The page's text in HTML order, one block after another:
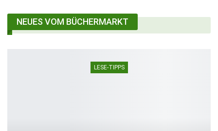
NEUES VOM BÜCHERMARKT
LESE-TIPPS